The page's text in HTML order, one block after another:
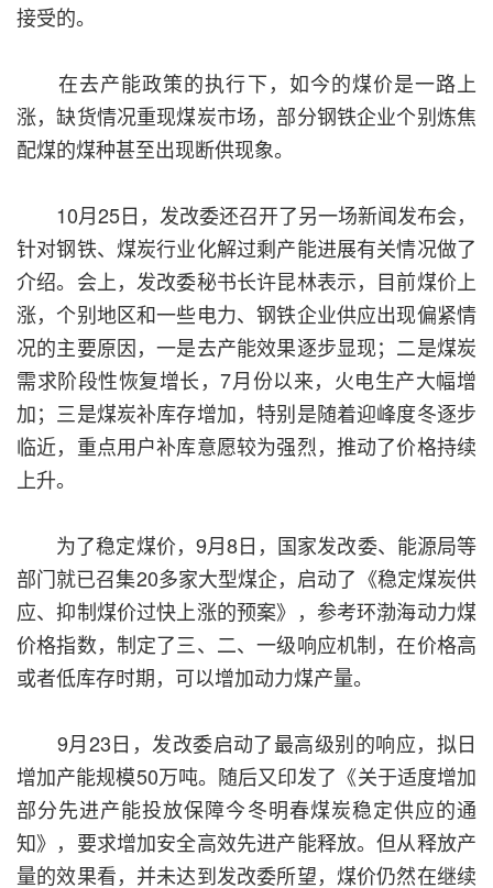
接受的。
在去产能政策的执行下，如今的煤价是一路上
涨，缺货情况重现煤炭市场，部分钢铁企业个别炼焦
配煤的煤种甚至出现断供现象。
10月25日，发改委还召开了另一场新闻发布会，
针对钢铁、煤炭行业化解过剩产能进展有关情况做了
介绍。会上，发改委秘书长许昆林表示，目前煤价上
涨，个别地区和一些电力、钢铁企业供应出现偏紧情
况的主要原因，一是去产能效果逐步显现；二是煤炭
需求阶段性恢复增长，7月份以来，火电生产大幅增
加；三是煤炭补库存增加，特别是随着迎峰度冬逐步
临近，重点用户补库意愿较为强烈，推动了价格持续
上升。
为了稳定煤价，9月8日，国家发改委、能源局等
部门就已召集20多家大型煤企，启动了《稳定煤炭供
应、抑制煤价过快上涨的预案》，参考环渤海动力煤
价格指数，制定了三、二、一级响应机制，在价格高
或者低库存时期，可以增加动力煤产量。
9月23日，发改委启动了最高级别的响应，拟日
增加产能规模50万吨。随后又印发了《关于适度增加
部分先进产能投放保障今冬明春煤炭稳定供应的通
知》，要求增加安全高效先进产能释放。但从释放产
量的效果看，并未达到发改委所望，煤价仍然在继续